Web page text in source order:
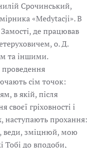
Срочинський,
«Medytacjі». В
де працював
о. Д.
та іншими.
проведення
сім точок:
в якій, після
гріховності і
наступають прохання:
веди, зміцнюй, мою
Тобі до вподоби,